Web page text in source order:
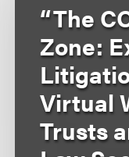
“The
Zone:
Virtual
Trusts